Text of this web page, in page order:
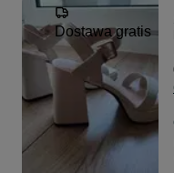
Dostawa gratis